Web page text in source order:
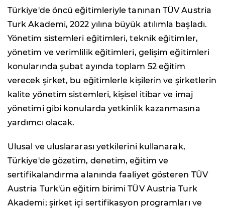
Türkiye'de öncü eğitimleriyle tanınan TÜV Austria
Turk Akademi, 2022 yılına büyük atılımla başladı.
Yönetim sistemleri eğitimleri, teknik eğitimler,
yönetim ve verimlilik eğitimleri, gelişim eğitimleri
konularında şubat ayında toplam 52 eğitim
verecek şirket, bu eğitimlerle kişilerin ve şirketlerin
kalite yönetim sistemleri, kişisel itibar ve imaj
yönetimi gibi konularda yetkinlik kazanmasına
yardımcı olacak.
Ulusal ve uluslararası yetkilerini kullanarak,
Türkiye'de gözetim, denetim, eğitim ve
sertifikalandırma alanında faaliyet gösteren TÜV
Austria Turk'ün eğitim birimi TÜV Austria Turk
Akademi; şirket içi sertifikasyon programları ve